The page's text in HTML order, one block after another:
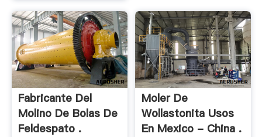
Fabricante Del
Molino De Bolas De
Feldespato .
Moler De
Wollastonita Usos
En Mexico - China .